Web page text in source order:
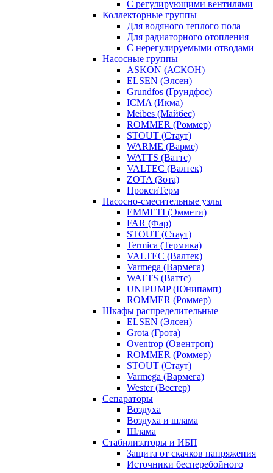
С регулирующими вентилями
Коллекторные группы
Для водяного теплого пола
Для радиаторного отопления
С нерегулируемыми отводами
Насосные группы
ASKON (АСКОН)
ELSEN (Элсен)
Grundfos (Грундфос)
ICMA (Икма)
Meibes (Майбес)
ROMMER (Роммер)
STOUT (Стаут)
WARME (Варме)
WATTS (Ваттс)
VALTEC (Валтек)
ZOTA (Зота)
ПроксиТерм
Насосно-смесительные узлы
EMMETI (Эммети)
FAR (Фар)
STOUT (Стаут)
Termica (Термика)
VALTEC (Валтек)
Varmega (Вармега)
WATTS (Ваттс)
UNIPUMP (Юнипамп)
ROMMER (Роммер)
Шкафы распределительные
ELSEN (Элсен)
Grota (Грота)
Oventrop (Овентроп)
ROMMER (Роммер)
STOUT (Стаут)
Varmega (Вармега)
Wester (Вестер)
Сепараторы
Воздуха
Воздуха и шлама
Шлама
Стабилизаторы и ИБП
Защита от скачков напряжения
Источники бесперебойного